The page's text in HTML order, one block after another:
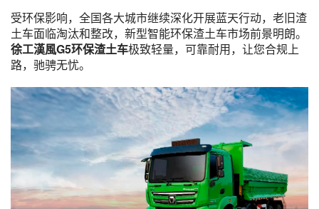
受环保影响，全国各大城市继续深化开展蓝天行动，老旧渣
土车面临淘汰和整改，新型智能环保渣土车市场前景明朗。
徐工漢風G5环保渣土车极致轻量，可靠耐用，让您合规上
路，驰骋无忧。